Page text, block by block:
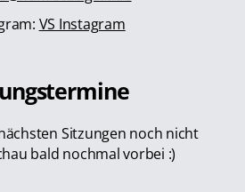
VS Instagram
Sitzungen noch nicht
bald nochmal vorbei :)